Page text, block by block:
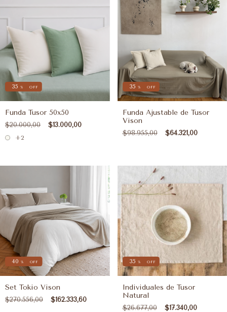
35 % OFF
Funda Tusor 50x50
$20.000,00 $13.000,00
+2
35 % OFF
Funda Ajustable de Tusor
Vison
$98.955,00 $64.321,00
40 % OFF
Set Tokio Vison
$270.556,00 $162.333,60
35 % OFF
Individuales de Tusor
Natural
$26.677,00 $17.340,00